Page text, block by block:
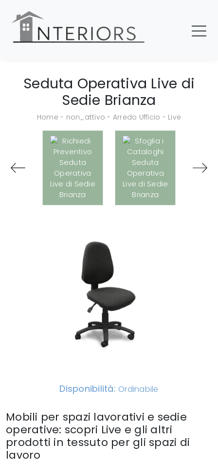
Seduta Operativa Live di
Sedie Brianza
Home - non_attivo - Arredo Ufficio - Live
Disponibilità: Ordinabile
Mobili per spazi lavorativi e sedie
operative: scopri Live e gli altri
prodotti in tessuto per gli spazi di
lavoro